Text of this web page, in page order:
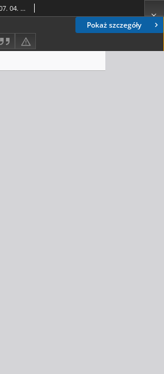
Pokaż szczegóły
Głos : tygodnik nowohucki, 2007. 04. 13, nr 15